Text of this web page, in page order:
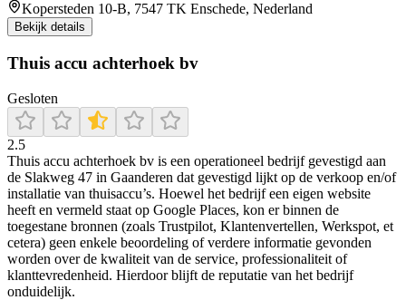
Kopersteden 10-B, 7547 TK Enschede, Nederland
Bekijk details
Thuis accu achterhoek bv
Gesloten
2.5
Thuis accu achterhoek bv is een operationeel bedrijf gevestigd aan
de Slakweg 47 in Gaanderen dat gevestigd lijkt op de verkoop en/of
installatie van thuisaccu’s. Hoewel het bedrijf een eigen website
heeft en vermeld staat op Google Places, kon er binnen de
toegestane bronnen (zoals Trustpilot, Klantenvertellen, Werkspot, et
cetera) geen enkele beoordeling of verdere informatie gevonden
worden over de kwaliteit van de service, professionaliteit of
klanttevredenheid. Hierdoor blijft de reputatie van het bedrijf
onduidelijk.